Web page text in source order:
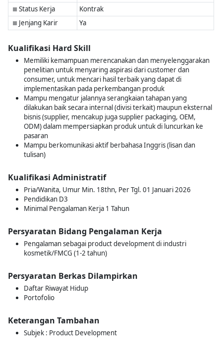
■ Status Kerja Kontrak
■ Jenjang Karir Ya
Kualifikasi Hard Skill
Memiliki kemampuan merencanakan dan menyelenggarakan
penelitian untuk menyaring aspirasi dari customer dan
consumer, untuk mencari hasil terbaik yang dapat di
implementasikan pada perkembangan produk
Mampu mengatur jalannya serangkaian tahapan yang
dilakukan baik secara internal (divisi terkait) maupun eksternal
bisnis (supplier, mencakup juga supplier packaging, OEM,
ODM) dalam mempersiapkan produk untuk di luncurkan ke
pasaran
Mampu berkomunikasi aktif berbahasa Inggris (lisan dan
tulisan)
Kualifikasi Administratif
Pria/Wanita, Umur Min. 18thn, Per Tgl. 01 Januari 2026
Pendidikan D3
Minimal Pengalaman Kerja 1 Tahun
Persyaratan Bidang Pengalaman Kerja
Pengalaman sebagai product development di industri
kosmetik/FMCG (1-2 tahun)
Persyaratan Berkas Dilampirkan
Daftar Riwayat Hidup
Portofolio
Keterangan Tambahan
Subjek : Product Development